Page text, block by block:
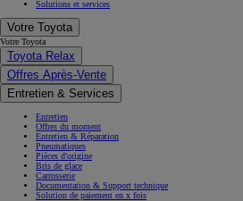
Solutions et services
Votre Toyota
Votre Toyota
Toyota Relax
Offres Après-Vente
Entretien & Services
Entretien
Offres du moment
Entretien & Réparation
Pneumatiques
Pièces d'origine
Bris de glace
Carrosserie
Documentation & Support technique
Solution de paiement en x fois